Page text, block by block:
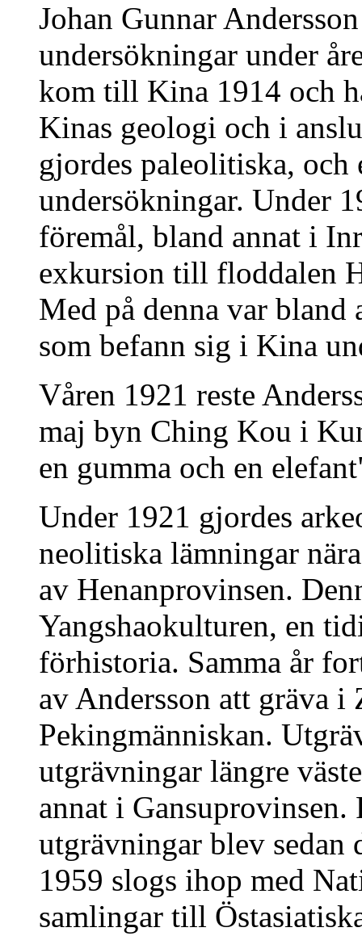
Johan Gunnar
undersökningar under
kom till Kina 1914 och
Kinas geologi och i
gjordes paleolitiska, och
undersökningar. Under
föremål, bland annat i
exkursion till floddalen
Med på denna var
som befann sig i Kina
Våren 1921 reste
maj byn Ching Kou i
en gumma och en
Under 1921 gjordes
neolitiska lämningar
av Henanprovinsen.
Yangshaokulturen, en
förhistoria. Samma år
av Andersson att gräva
Pekingmänniskan.
utgrävningar längre
annat i Gansuprovinsen.
utgrävningar blev sedan
1959 slogs ihop med
samlingar till